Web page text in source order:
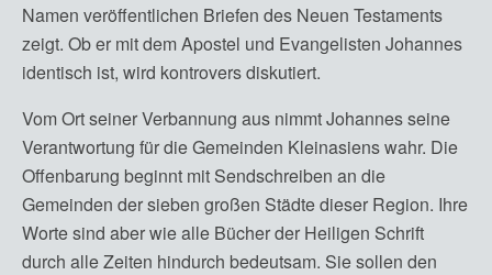
Namen veröffentlichen Briefen des Neuen Testaments
zeigt. Ob er mit dem Apostel und Evangelisten Johannes
identisch ist, wird kontrovers diskutiert.
Vom Ort seiner Verbannung aus nimmt Johannes seine
Verantwortung für die Gemeinden Kleinasiens wahr. Die
Offenbarung beginnt mit Sendschreiben an die
Gemeinden der sieben großen Städte dieser Region. Ihre
Worte sind aber wie alle Bücher der Heiligen Schrift
durch alle Zeiten hindurch bedeutsam. Sie sollen den